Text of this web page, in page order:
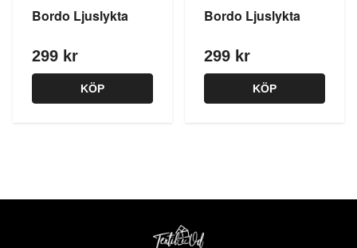
Bordo Ljuslykta
299 kr
KÖP
Bordo Ljuslykta
299 kr
KÖP